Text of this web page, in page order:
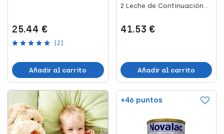
25.44 €
(2)
Añadir al carrito
2 Leche de Continuación...
41.53 €
Añadir al carrito
+46 puntos